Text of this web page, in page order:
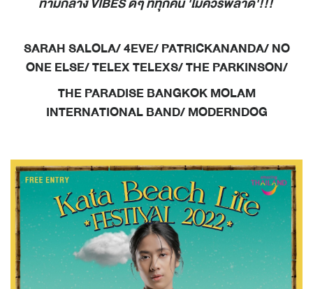
SARAH SALOLA/ 4EVE/ PATRICKANANDA/ NO
ONE ELSE/ TELEX TELEXS/ THE PARKINSON/
THE PARADISE BANGKOK MOLAM
INTERNATIONAL BAND/ MODERNDOG